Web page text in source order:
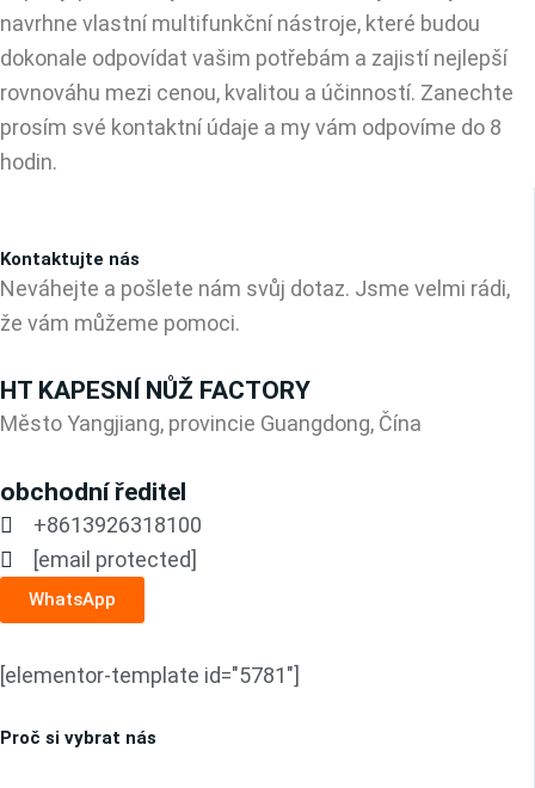
navrhne vlastní multifunkční nástroje, které budou
dokonale odpovídat vašim potřebám a zajistí nejlepší
rovnováhu mezi cenou, kvalitou a účinností. Zanechte
prosím své kontaktní údaje a my vám odpovíme do 8
hodin.
Kontaktujte nás
Neváhejte a pošlete nám svůj dotaz. Jsme velmi rádi,
že vám můžeme pomoci.
HT KAPESNÍ NŮŽ FACTORY
Město Yangjiang, provincie Guangdong, Čína
obchodní ředitel
+8613926318100
[email protected]
WhatsApp
[elementor-template id="5781"]
Proč si vybrat nás